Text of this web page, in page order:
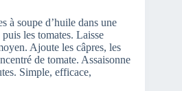
à soupe d’huile dans une
les tomates. Laisse
Ajoute les câpres, les
de tomate. Assaisonne
Simple, efficace,